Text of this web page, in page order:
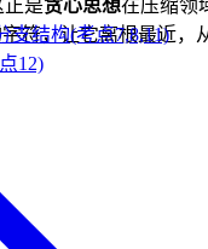
支结构(考点7,8,11)
12)
是贪心思想在压缩领
符，让它离根最近，